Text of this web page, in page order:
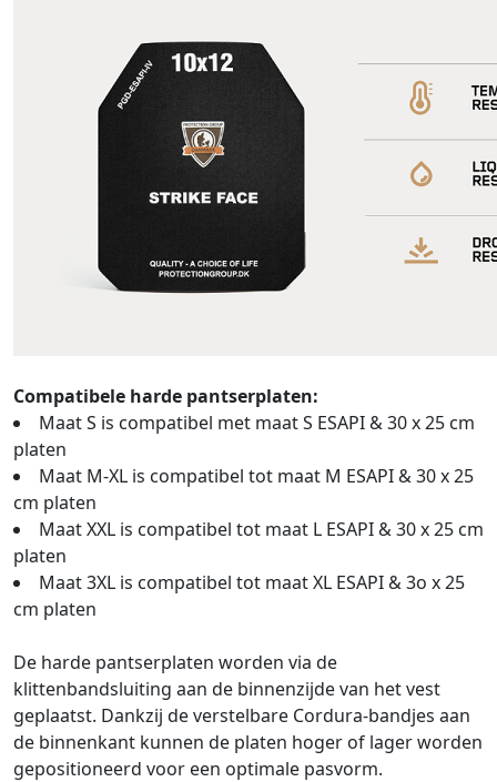
Compatibele harde pantserplaten:
Maat S is compatibel met maat S ESAPI & 30 x 25 cm
platen
Maat M-XL is compatibel tot maat M ESAPI & 30 x 25
cm platen
Maat XXL is compatibel tot maat L ESAPI & 30 x 25 cm
platen
Maat 3XL is compatibel tot maat XL ESAPI & 3o x 25
cm platen
De harde pantserplaten worden via de
klittenbandsluiting aan de binnenzijde van het vest
geplaatst. Dankzij de verstelbare Cordura-bandjes aan
de binnenkant kunnen de platen hoger of lager worden
gepositioneerd voor een optimale pasvorm.